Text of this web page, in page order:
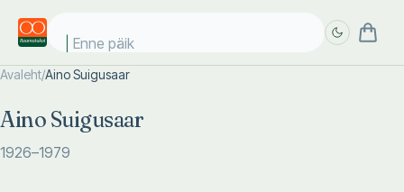
Enne päike
Avaleht/Aino Suigusaar
Aino Suigusaar
1926–1979